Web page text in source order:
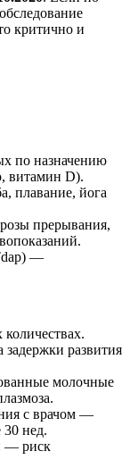
критично и
по назначению
витамин D).
плавание, йога
прерывания,
—
развития
молочные
с врачом —
нед.
— риск